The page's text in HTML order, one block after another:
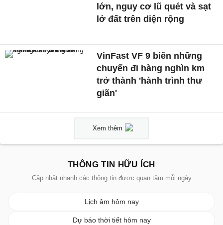
lớn, nguy cơ lũ quét và sạt
lở đất trên diện rộng
VinFast VF 9 biến những
chuyến đi hàng nghìn km
trở thành 'hành trình thư
giãn'
Xem thêm
THÔNG TIN HỮU ÍCH
Cập nhật nhanh các thông tin được quan tâm mỗi ngày
Lịch âm hôm nay
Dự báo thời tiết hôm nay